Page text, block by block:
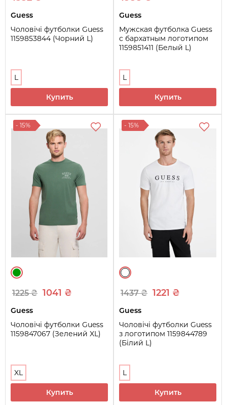
Guess
Чоловічі футболки Guess
1159853844 (Чорний L)
L
Купить
Guess
Мужская футболка Guess
с бархатным логотипом
1159851411 (Белый L)
L
Купить
- 15%
1225 ₴ 1041 ₴
Guess
Чоловічі футболки Guess
1159847067 (Зелений XL)
XL
Купить
- 15%
1437 ₴ 1221 ₴
Guess
Чоловічі футболки Guess
з логотипом 1159844789
(Білий L)
L
Купить